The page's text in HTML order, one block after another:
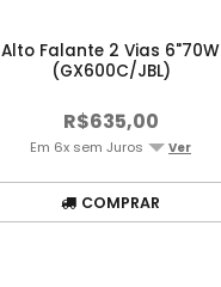
Alto Falante 2 Vias 6"70W
(GX600C/JBL)
R$635,00
Em 6x sem Juros Ver
COMPRAR